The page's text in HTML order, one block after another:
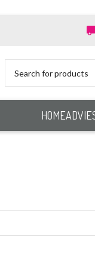
HOME